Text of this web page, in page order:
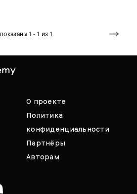
показаны 1 - 1 из 1
О проекте
Политика
конфиденциальности
Партнёры
Авторам